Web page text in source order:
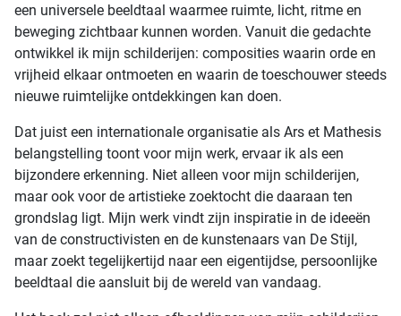
een universele beeldtaal waarmee ruimte, licht, ritme en
beweging zichtbaar kunnen worden. Vanuit die gedachte
ontwikkel ik mijn schilderijen: composities waarin orde en
vrijheid elkaar ontmoeten en waarin de toeschouwer steeds
nieuwe ruimtelijke ontdekkingen kan doen.
Dat juist een internationale organisatie als Ars et Mathesis
belangstelling toont voor mijn werk, ervaar ik als een
bijzondere erkenning. Niet alleen voor mijn schilderijen,
maar ook voor de artistieke zoektocht die daaraan ten
grondslag ligt. Mijn werk vindt zijn inspiratie in de ideeën
van de constructivisten en de kunstenaars van De Stijl,
maar zoekt tegelijkertijd naar een eigentijdse, persoonlijke
beeldtaal die aansluit bij de wereld van vandaag.